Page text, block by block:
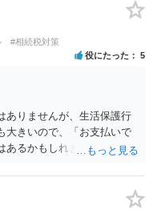
#相続税対策
役にたった 5
ありませんが、生活保護行
大きいので、「お支払いで
あるかもしれません。 通報
。